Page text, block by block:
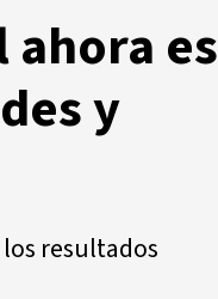
es
y
resultados